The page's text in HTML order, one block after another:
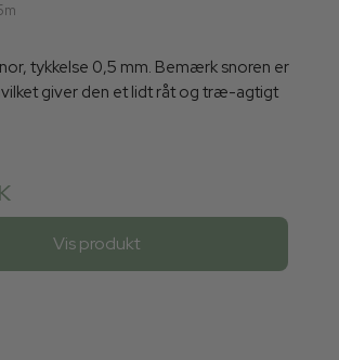
tykkelse 0,5 mm. Bemærk snoren er
giver den et lidt råt og træ-agtigt
Vis produkt